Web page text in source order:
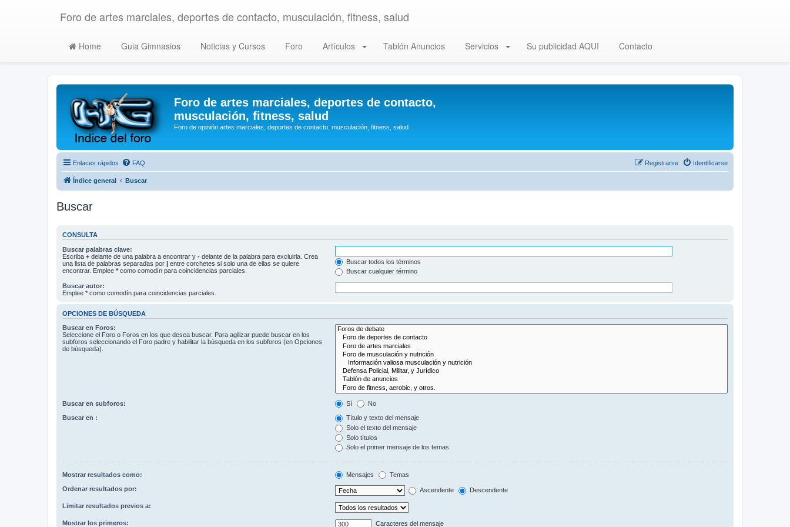
Foro de artes marciales, deportes de contacto, musculación, fitness, salud
Home Guia Gimnasios Noticias y Cursos Foro Artículos Tablón Anuncios Servicios Su publicidad AQUI Contacto
Foro de artes marciales, deportes de contacto,
musculación, fitness, salud
Foro de opinión artes marciales, deportes de contacto, musculación, fitness, salud
Enlaces rápidos FAQ Identificarse
Registrarse
Índice general Buscar
Buscar
CONSULTA
Buscar palabras clave:
Escriba + delante de una palabra a encontrar y - delante de la palabra para excluirla. Crea
una lista de palabras separadas por | entre corchetes si solo una de ellas se quiere
encontrar. Emplee * como comodín para coincidencias parciales.
Buscar todos los términos
Buscar cualquier término
Buscar autor:
Emplee * como comodín para coincidencias parciales.
OPCIONES DE BÚSQUEDA
Buscar en Foros:
Seleccione el Foro o Foros en los que desea buscar. Para agilizar puede buscar en los
subforos seleccionando el Foro padre y habilitar la búsqueda en los subforos (en Opciones
de búsqueda).
Buscar en subforos: Sí No
Buscar en :
Título y texto del mensaje
Solo el texto del mensaje
Solo títulos
Solo el primer mensaje de los temas
Mostrar resultados como: Mensajes Temas
Ordenar resultados por: Ascendente Descendente
Limitar resultados previos a:
Mostrar los primeros:
Caracteres del mensaje